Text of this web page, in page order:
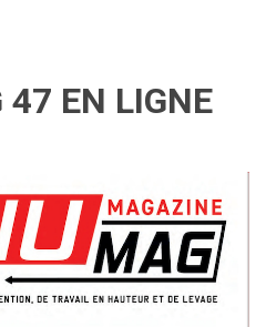
EN LIGNE